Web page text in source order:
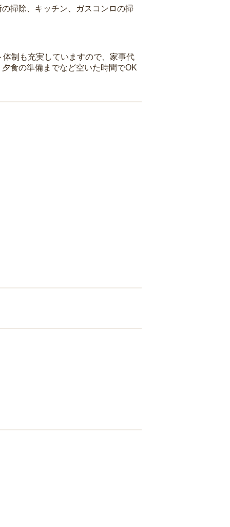
掃除、キッチン、ガスコンロの掃
制も充実していますので、家事代
食の準備までなど空いた時間でOK